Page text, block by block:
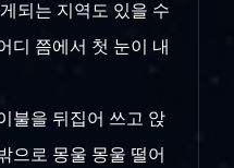
되는 지역도 있을 수
디 쯤에서 첫 눈이 내
불을 뒤집어 쓰고 앉
으로 몽울 몽울 떨어